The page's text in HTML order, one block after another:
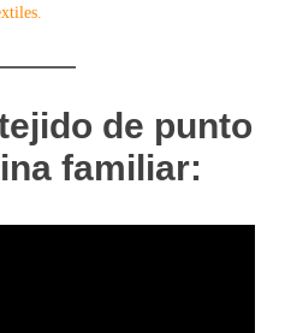
de punto
familiar: